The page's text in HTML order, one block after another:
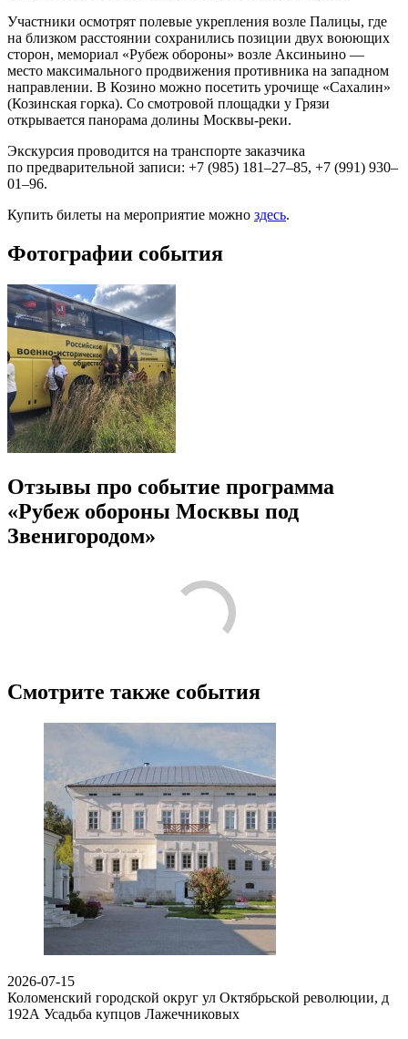
Участники осмотрят полевые укрепления возле Палицы, где
на близком расстоянии сохранились позиции двух воюющих
сторон, мемориал «Рубеж обороны» возле Аксиньино —
место максимального продвижения противника на западном
направлении. В Козино можно посетить урочище «Сахалин»
(Козинская горка). Со смотровой площадки у Грязи
открывается панорама долины Москвы-реки.
Экскурсия проводится на транспорте заказчика
по предварительной записи: +7 (985) 181–27–85, +7 (991) 930–
01–96.
Купить билеты на мероприятие можно здесь.
Фотографии события
Отзывы про событие программа
«Рубеж обороны Москвы под
Звенигородом»
Смотрите также события
2026-07-15
Коломенский городской округ ул Октябрьской революции, д
192А Усадьба купцов Лажечниковых